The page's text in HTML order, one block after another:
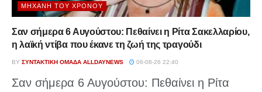
ΜΗΧΑΝΉ ΤΟΥ ΧΡΌΝΟΥ
Σαν σήμερα 6 Αυγούστου: Πεθαίνει η Ρίτα Σακελλαρίου,
η λαϊκή ντίβα που έκανε τη ζωή της τραγούδι
BY ΣΥΝΤΑΚΤΙΚΉ ΟΜΆΔΑ ALLDAYNEWS 06-08-26 22:40
Σαν σήμερα 6 Αυγούστου: Πεθαίνει η Ρίτα